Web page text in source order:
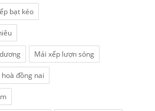
bạt kéo
Mái xếp lượn sóng
đồng nai